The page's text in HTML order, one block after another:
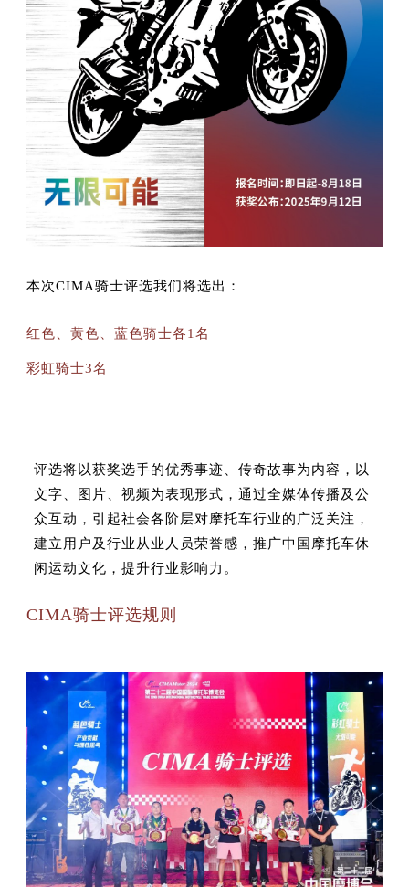
本次CIMA骑士评选我们将选出：
红色、黄色、蓝色骑士各1名
彩虹骑士3名
评选将以获奖选手的优秀事迹、传奇故事为内容，以
文字、图片、视频为表现形式，通过全媒体传播及公
众互动，引起社会各阶层对摩托车行业的广泛关注，
建立用户及行业从业人员荣誉感，推广中国摩托车休
闲运动文化，提升行业影响力。
CIMA骑士评选规则